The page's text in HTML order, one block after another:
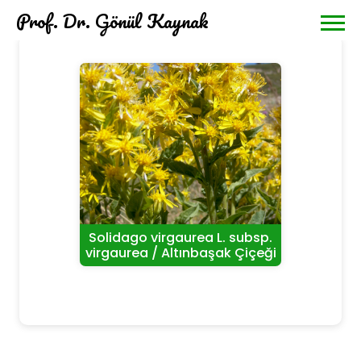
Prof. Dr. Gönül Kaynak
Solidago virgaurea L. subsp.
virgaurea / Altınbaşak Çiçeği